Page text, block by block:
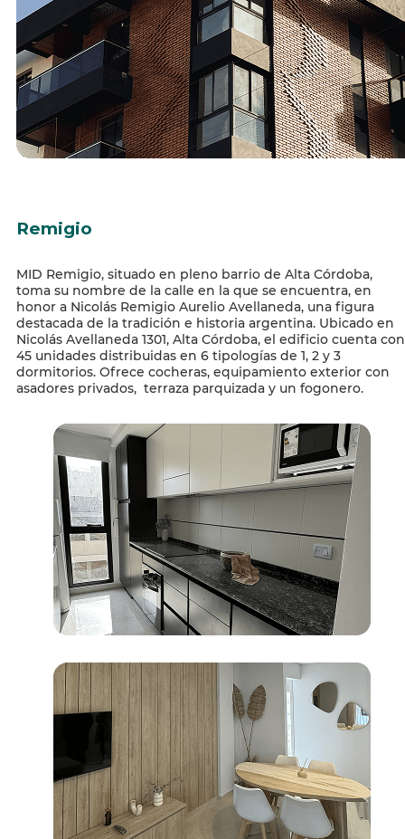
Remigio
MID Remigio, situado en pleno barrio de Alta Córdoba,
toma su nombre de la calle en la que se encuentra, en
honor a Nicolás Remigio Aurelio Avellaneda, una figura
destacada de la tradición e historia argentina. Ubicado en
Nicolás Avellaneda 1301, Alta Córdoba, el edificio cuenta con
45 unidades distribuidas en 6 tipologías de 1, 2 y 3
dormitorios. Ofrece cocheras, equipamiento exterior con
asadores privados, terraza parquizada y un fogonero.